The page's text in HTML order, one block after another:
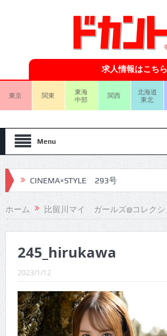
求人情報はこちら
東京 関東
東海
中部
関西
北海道
東北
Menu
CINEMA×STYLE 293号
CINEMA×STYLE 292号
CINEMA×STYLE 291号
CINEMA×STYLE 290号
CINEMA×STYLE 289号
CINEMA×STYLE 288号
CINEMA×STYLE 287号
ホーム 比留川マイ ガールズ@コレクシ
245_hirukawa
2023/1/12